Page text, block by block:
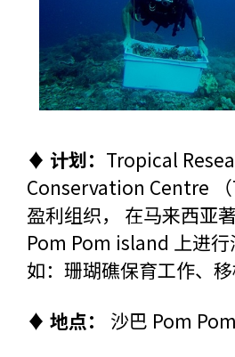
♦ 计划： Tropical
Conservation Centre （
盈利组织， 在马来西亚
Pom Pom island 上进
如：珊瑚礁保育工作、移
♦ 地点：
沙巴 Pom